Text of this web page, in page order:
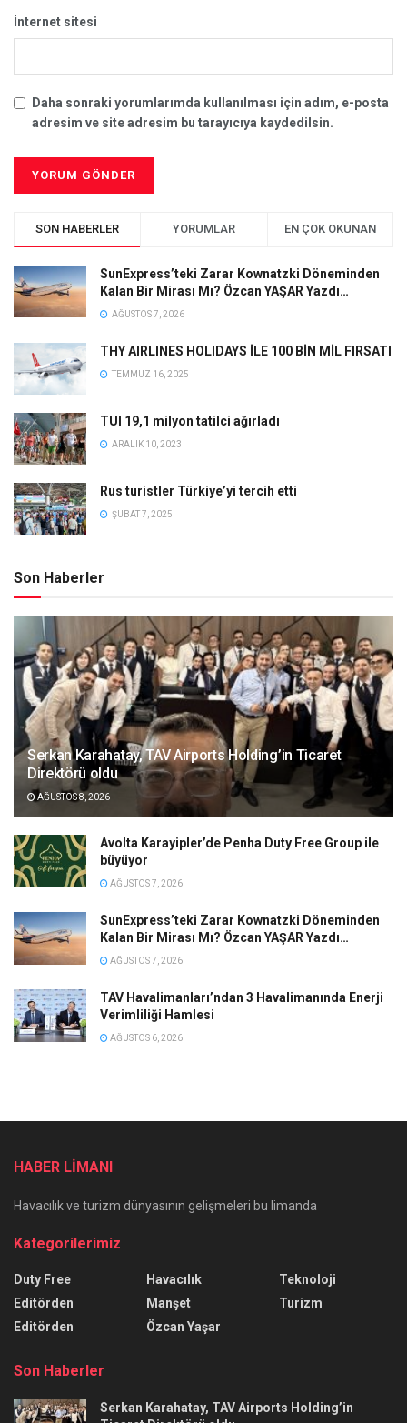
İnternet sitesi
Daha sonraki yorumlarımda kullanılması için adım, e-posta
adresim ve site adresim bu tarayıcıya kaydedilsin.
SON HABERLER YORUMLAR EN ÇOK OKUNAN
SunExpress’teki Zarar Kownatzki Döneminden
Kalan Bir Mirası Mı? Özcan YAŞAR Yazdı…
AĞUSTOS 7, 2026
THY AIRLINES HOLIDAYS İLE 100 BİN MİL FIRSATI
TEMMUZ 16, 2025
TUI 19,1 milyon tatilci ağırladı
ARALIK 10, 2023
Rus turistler Türkiye’yi tercih etti
ŞUBAT 7, 2025
Son Haberler
Serkan Karahatay, TAV Airports Holding’in Ticaret
Direktörü oldu
AĞUSTOS 8, 2026
Avolta Karayipler’de Penha Duty Free Group ile
büyüyor
AĞUSTOS 7, 2026
SunExpress’teki Zarar Kownatzki Döneminden
Kalan Bir Mirası Mı? Özcan YAŞAR Yazdı…
AĞUSTOS 7, 2026
TAV Havalimanları’ndan 3 Havalimanında Enerji
Verimliliği Hamlesi
AĞUSTOS 6, 2026
HABER LİMANI
Havacılık ve turizm dünyasının gelişmeleri bu limanda
Kategorilerimiz
Duty Free
Editörden
Editörden
Havacılık
Manşet
Özcan Yaşar
Teknoloji
Turizm
Son Haberler
Serkan Karahatay, TAV Airports Holding’in